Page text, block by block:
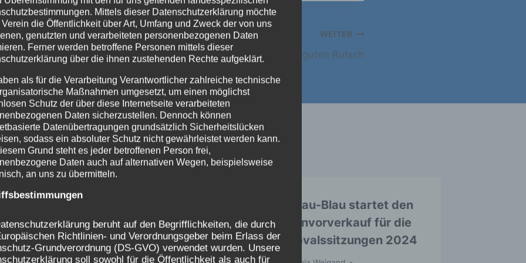
erste Gewinnspiel im
WEITER
Frohe Weihnachten und einen guten Rutsch
Frohe Weihnachten und
einen guten Rutsch ins
Jahr 2019
KG Grau-Blau startet den
Kartenvorverkauf für die
Karnevalssitzungen 2024
Mittels dieser Datenschutzerklärung möchte
Verein die Öffentlichkeit über Art, Umfang und Zweck der von uns
genutzten und verarbeiteten personenbezogenen Daten
Ferner werden betroffene Personen mittels dieser
über die ihnen zustehenden Rechte aufgeklärt.
als für die Verarbeitung Verantwortlicher zahlreiche technische
Maßnahmen umgesetzt, um einen möglichst
Schutz der über diese Internetseite verarbeiteten
Daten sicherzustellen. Dennoch können
Datenübertragungen grundsätzlich Sicherheitslücken
sodass ein absoluter Schutz nicht gewährleistet werden kann.
Grund steht es jeder betroffenen Person frei,
Daten auch auf alternativen Wegen, beispielsweise
an uns zu übermitteln.
beruht auf den Begrifflichkeiten, die durch
Richtlinien- und Verordnungsgeber beim Erlass der
Grundverordnung (DS-GVO) verwendet wurden. Unsere
soll sowohl für die Öffentlichkeit als auch für